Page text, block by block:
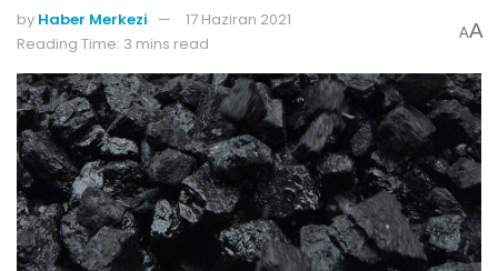
by Haber Merkezi
17 Haziran 2021
Reading Time: 3 mins read
AA